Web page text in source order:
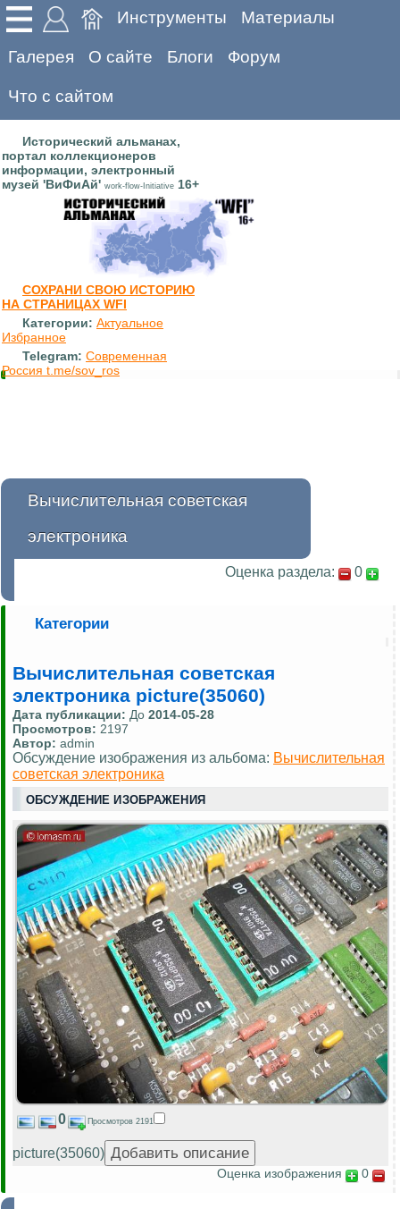
Инструменты Материалы
Галерея О сайте Блоги Форум
Что с сайтом
Исторический альманах,
портал коллекционеров
информации, электронный
музей 'ВиФиАй' work-flow-Initiative 16+
СОХРАНИ СВОЮ ИСТОРИЮ
НА СТРАНИЦАХ WFI
Категории: Актуальное
Избранное
Telegram: Современная
Россия t.me/sov_ros
Вычислительная советская
электроника
Оценка раздела: 0
Категории
Вычислительная советская
электроника picture(35060)
Дата публикации: До 2014-05-28
Просмотров: 2197
Автор: admin
Обсуждение изображения из альбома: Вычислительная
советская электроника
ОБСУЖДЕНИЕ ИЗОБРАЖЕНИЯ
0 Просмотров 2191
picture(35060)
Оценка изображения 0